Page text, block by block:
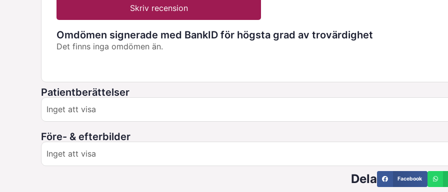
Skriv recension
Omdömen signerade med BankID för högsta grad av trovärdighet
Det finns inga omdömen än.
Patientberättelser
Inget att visa
Före- & efterbilder
Inget att visa
Facebook
Dela